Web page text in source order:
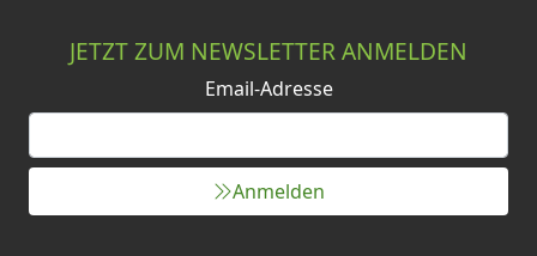
JETZT ZUM NEWSLETTER ANMELDEN
Email-Adresse
Anmelden